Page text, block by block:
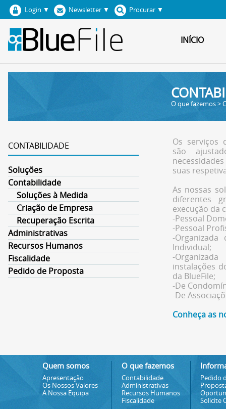
Login ▼ Newsletter ▼ Procurar ▼
INÍCIO
O que fazemos >
CONTABILIDADE
Soluções
Contabilidade
Soluções à Medida
Criação de Empresa
Recuperação Escrita
Administrativas
Recursos Humanos
Fiscalidade
Pedido de Proposta
Os serviços
são
suas
As nossas
diferentes
execução da
-Pessoal
-Pessoal
-
Individual;
-
instalações
da BlueFile;
-De
-De
Conheça as
Quem somos
Apresentação
Os Nossos Valores
A Nossa Equipa
O que fazemos
Contabilidade
Administrativas
Recursos Humanos
Fiscalidade
Pedido
Solicite